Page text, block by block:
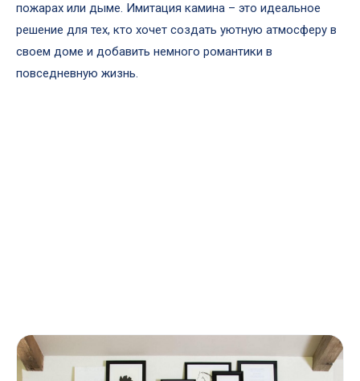
пожарах или дыме. Имитация камина – это идеальное
решение для тех, кто хочет создать уютную атмосферу в
своем доме и добавить немного романтики в
повседневную жизнь.